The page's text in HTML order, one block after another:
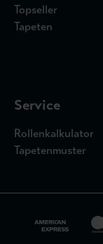
Topseller
Tapeten
Service
Rollenkalkulator
Tapetenmuster